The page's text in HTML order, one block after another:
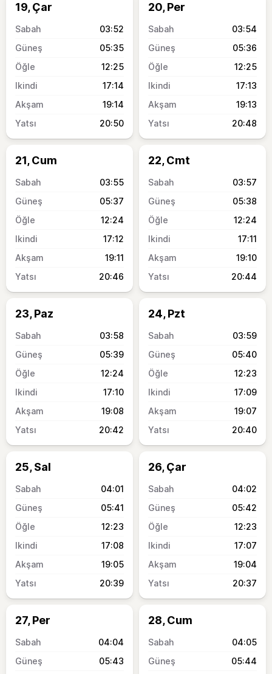
19, Çar
03:52
05:35
12:25
17:14
19:14
20:50
20, Per
03:54
05:36
12:25
17:13
19:13
20:48
21, Cum
03:55
05:37
12:24
17:12
19:11
20:46
22, Cmt
03:57
05:38
12:24
17:11
19:10
20:44
23, Paz
03:58
05:39
12:24
17:10
19:08
20:42
24, Pzt
03:59
05:40
12:23
17:09
19:07
20:40
25, Sal
04:01
05:41
12:23
17:08
19:05
20:39
26, Çar
04:02
05:42
12:23
17:07
19:04
20:37
27, Per
04:04
05:43
28, Cum
04:05
05:44